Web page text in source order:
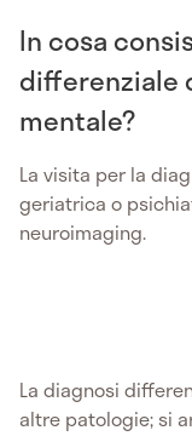
In cosa
differenziale
mentale?
La visita per la
geriatrica o
neuroimaging.
La diagnosi
altre patologie; si